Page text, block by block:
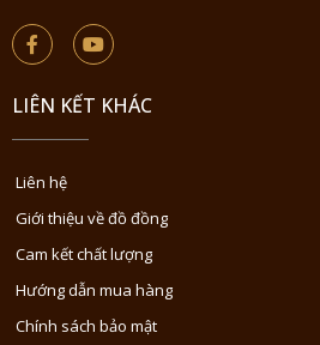
LIÊN KẾT KHÁC
Liên hệ
Giới thiệu về đồ đồng
Cam kết chất lượng
Hướng dẫn mua hàng
Chính sách bảo mật